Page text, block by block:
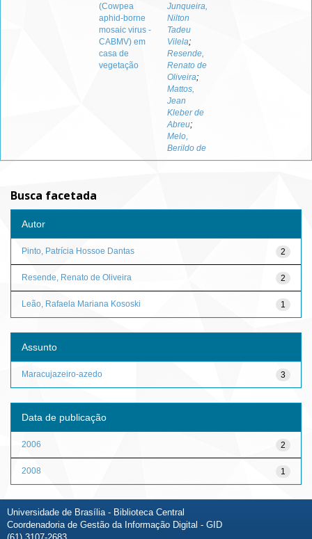
(Cowpea
aphid-borne
mosaic virus -
CABMV) em
casa de
vegetação
Junqueira,
Nilton
Tadeu
Vilela;
Resende,
Renato de
Oliveira;
Mattos,
Jean
Kleber de
Abreu;
Melo,
Berildo de
Busca facetada
Autor
2
Pinto, Patrícia Hossoe Dantas
2
Resende, Renato de Oliveira
1
Leão, Rafaela Mariana Kososki
Assunto
3
Maracujazeiro-azedo
Data de publicação
2
2006
1
2008
Universidade de Brasília - Biblioteca Central
Coordenadoria de Gestão da Informação Digital - GID
(61) 3107-2683